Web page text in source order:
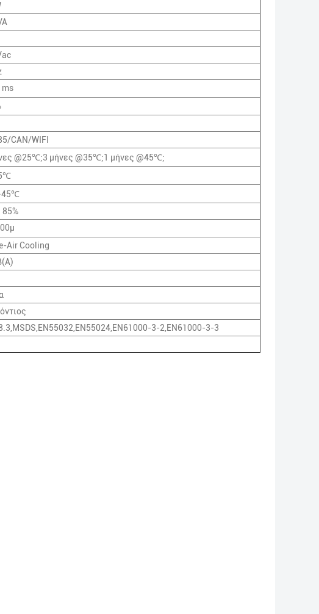
ms
CAN/WIFI
@25℃;3 μήνες @35℃;1 μήνες @45℃;
85%
Air Cooling
3-2,EN61000-3-3